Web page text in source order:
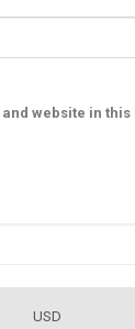
website in
USD